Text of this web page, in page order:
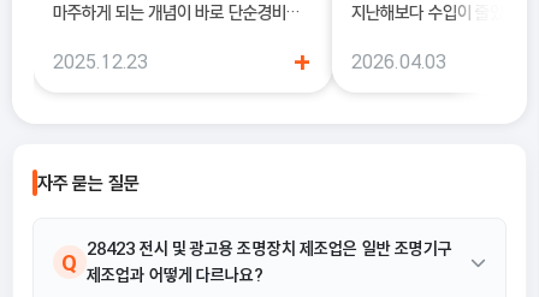
마주하게 되는 개념이 바로 단순경비율
에서는 이 두 가지의 차이를 정확히 이해
경비율의 개념부터, 어떤 경우에 어떤 방
으로 정리합니다.
2025.12.23 +
지난해보다 수입이 줄었는
더 늘어난 것처럼 느껴질 때
2026.04.03
자주 묻는 질문
Q
28423 전시 및 광고용 조명장치 제조업은 일반 조명기구
제조업과 어떻게 다르나요?